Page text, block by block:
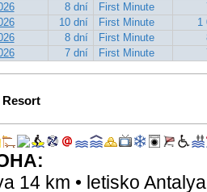
8 dní First Minute
10 dní First Minute
1
8 dní First Minute
7 dní First Minute
Resort
14 km • letisko